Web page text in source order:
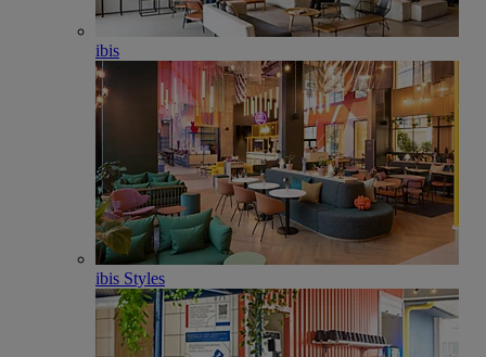
ibis
ibis Styles